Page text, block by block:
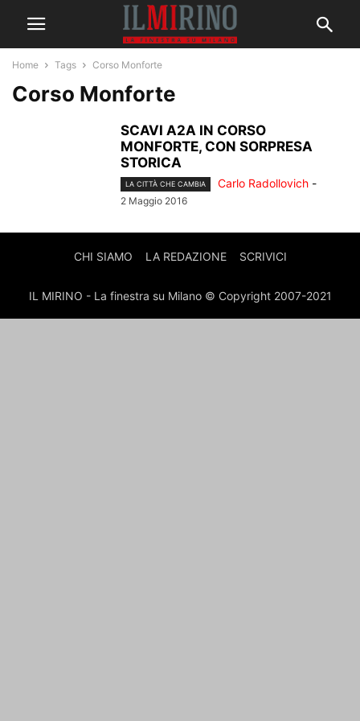
Home Tags Corso Monforte
Corso Monforte
SCAVI A2A IN CORSO
MONFORTE, CON SORPRESA
STORICA
LA CITTÀ CHE CAMBIA Carlo Radollovich -
2 Maggio 2016
CHI SIAMO LA REDAZIONE SCRIVICI
IL MIRINO - La finestra su Milano © Copyright 2007-2021